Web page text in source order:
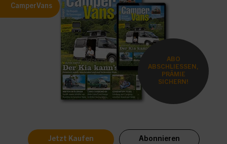
CamperVans
ABO
ABSCHLIESSEN,
PRÄMIE
SICHERN!
Jetzt Kaufen Abonnieren